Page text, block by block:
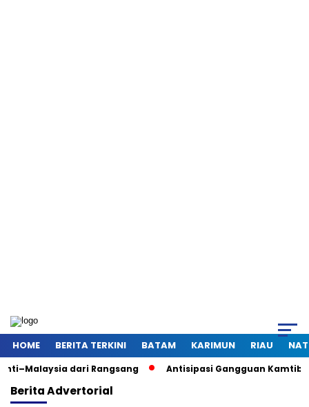
HOME BERITA TERKINI BATAM KARIMUN RIAU
dari Rangsang Antisipasi Gangguan Kamtibmas Saat
BeritaAdvertorial